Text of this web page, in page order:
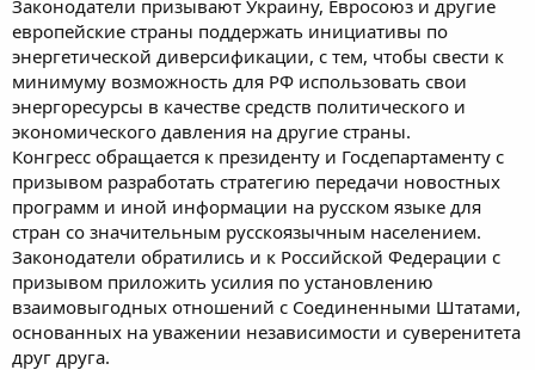
Законодатели призывают Украину, Евросоюз и другие
европейские страны поддержать инициативы по
энергетической диверсификации, с тем, чтобы свести к
минимуму возможность для РФ использовать свои
энергоресурсы в качестве средств политического и
экономического давления на другие страны.
Конгресс обращается к президенту и Госдепартаменту с
призывом разработать стратегию передачи новостных
программ и иной информации на русском языке для
стран со значительным русскоязычным населением.
Законодатели обратились и к Российской Федерации с
призывом приложить усилия по установлению
взаимовыгодных отношений с Соединенными Штатами,
основанных на уважении независимости и суверенитета
друг друга.